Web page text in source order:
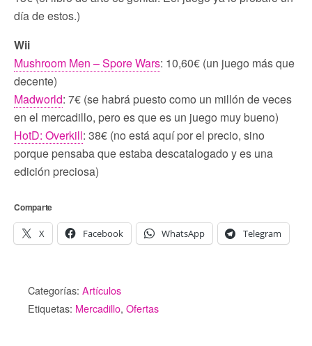
día de estos.)
Wii
Mushroom Men – Spore Wars: 10,60€ (un juego más que
decente)
Madworld: 7€ (se habrá puesto como un millón de veces
en el mercadillo, pero es que es un juego muy bueno)
HotD: Overkill: 38€ (no está aquí por el precio, sino
porque pensaba que estaba descatalogado y es una
edición preciosa)
Comparte
X Facebook WhatsApp Telegram
Categorías: Artículos
Etiquetas: Mercadillo, Ofertas